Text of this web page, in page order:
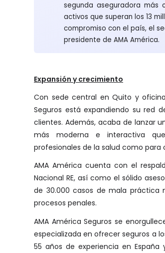
segunda aseguradora
activos que superan los 13
compromiso con el país, el
presidente de AMA América.
Expansión y crecimiento
Con sede central en Quito y
Seguros está expandiendo su red
clientes. Además, acaba de lanzar
más moderna e interactiva
profesionales de la salud como
AMA América cuenta con el
Nacional RE, así como el sólido
de 30.000 casos de mala práctica
procesos penales.
AMA América Seguros se
especializada en ofrecer seguros a
55 años de experiencia en